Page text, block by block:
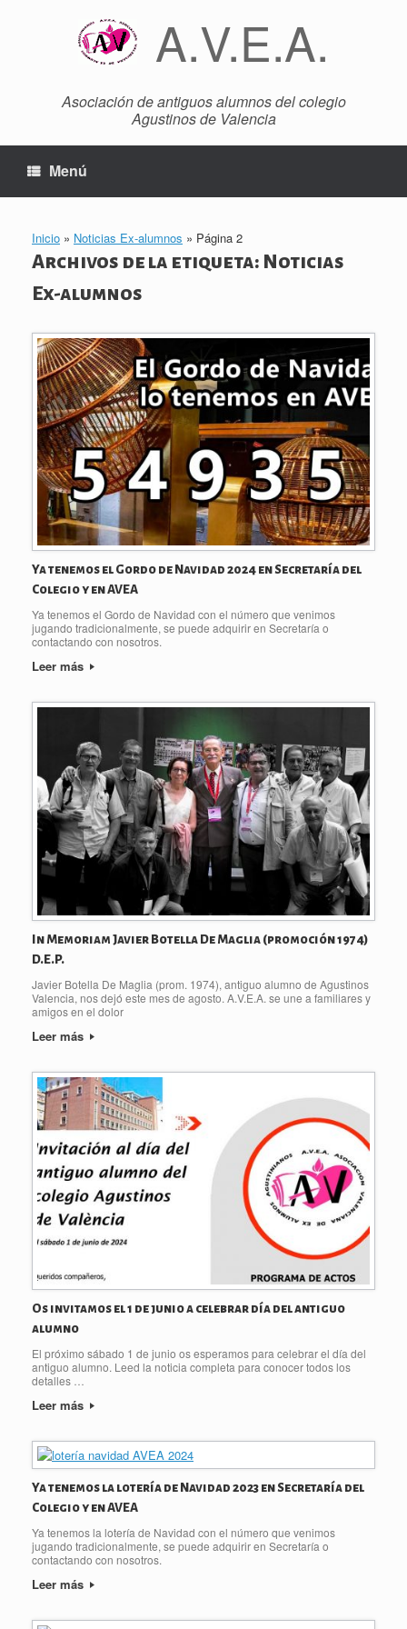
A.V.E.A.
Asociación de antiguos alumnos del colegio
Agustinos de Valencia
Menú
Inicio » Noticias Ex-alumnos » Página 2
Archivos de la etiqueta: Noticias
Ex-alumnos
Ya tenemos el Gordo de Navidad 2024 en Secretaría del
Colegio y en AVEA
Ya tenemos el Gordo de Navidad con el número que venimos
jugando tradicionalmente, se puede adquirir en Secretaría o
contactando con nosotros.
Leer más
In Memoriam Javier Botella De Maglia (promoción 1974)
D.E.P.
Javier Botella De Maglia (prom. 1974), antiguo alumno de Agustinos
Valencia, nos dejó este mes de agosto. A.V.E.A. se une a familiares y
amigos en el dolor
Leer más
Os invitamos el 1 de junio a celebrar día del antiguo
alumno
El próximo sábado 1 de junio os esperamos para celebrar el día del
antiguo alumno. Leed la noticia completa para conocer todos los
detalles …
Leer más
Ya tenemos la lotería de Navidad 2023 en Secretaría del
Colegio y en AVEA
Ya tenemos la lotería de Navidad con el número que venimos
jugando tradicionalmente, se puede adquirir en Secretaría o
contactando con nosotros.
Leer más